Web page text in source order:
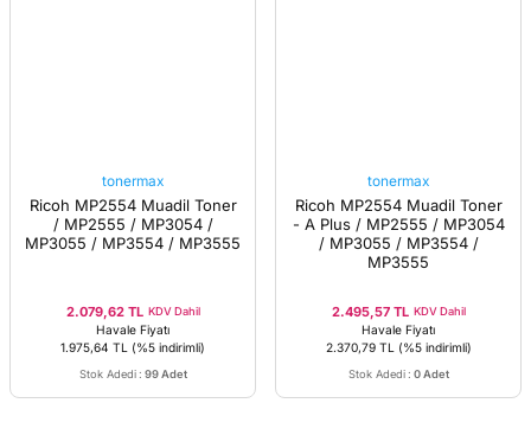
tonermax
Ricoh MP2554 Muadil Toner
/ MP2555 / MP3054 /
MP3055 / MP3554 / MP3555
2.079,62 TL KDV Dahil
Havale Fiyatı
1.975,64 TL (%5 indirimli)
Stok Adedi : 99 Adet
tonermax
Ricoh MP2554 Muadil Toner
- A Plus / MP2555 / MP3054
/ MP3055 / MP3554 /
MP3555
2.495,57 TL KDV Dahil
Havale Fiyatı
2.370,79 TL
(%5 indirimli)
Stok Adedi : 0 Adet